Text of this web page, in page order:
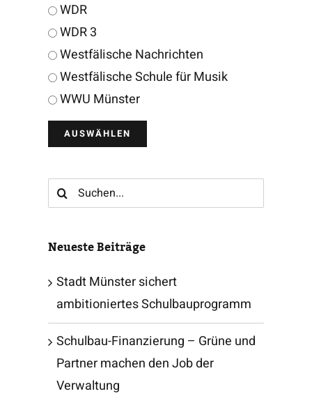
WDR
WDR 3
Westfälische Nachrichten
Westfälische Schule für Musik
WWU Münster
Suche
nach:
Neueste Beiträge
Stadt Münster sichert
ambitioniertes Schulbauprogramm
Schulbau-Finanzierung – Grüne und
Partner machen den Job der
Verwaltung